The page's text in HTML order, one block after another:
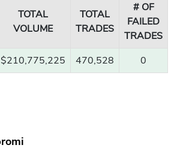
TOTAL
VOLUME
TOTAL
TRADES
# OF
FAILED
TRADES
$210,775,225 470,528 0